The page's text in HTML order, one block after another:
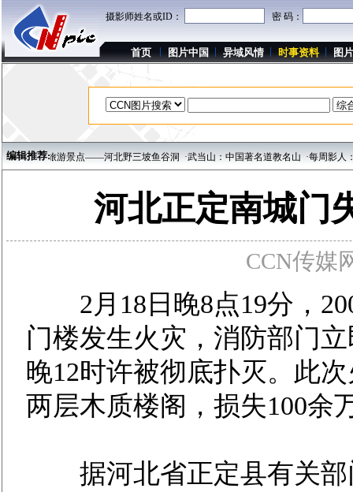
摄影师姓名或ID： 密 码：
首页 图片中国 异域风情 时事资料 图
编辑推荐:
名旅游景点——河北野三坡鱼谷洞 ·武当山：中国著名道教名山 ·每周影人：吉林
河北正定南城门
CCN传媒
2月18日晚8点19分，
门楼发生火灾，消防部门
晚12时许被彻底扑灭。此
两层木质楼阁，损失100余
据河北省正定县有关部